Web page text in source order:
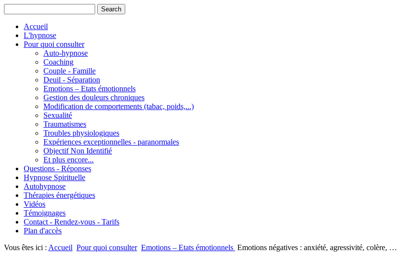
Accueil
L'hypnose
Pour quoi consulter
Auto-hypnose
Coaching
Couple - Famille
Deuil - Séparation
Emotions – Etats émotionnels
Gestion des douleurs chroniques
Modification de comportements (tabac, poids,...)
Sexualité
Traumatismes
Troubles physiologiques
Expériences exceptionnelles - paranormales
Objectif Non Identifié
Et plus encore...
Questions - Réponses
Hypnose Spirituelle
Autohypnose
Thérapies énergétiques
Vidéos
Témoignages
Contact - Rendez-vous - Tarifs
Plan d'accès
Vous êtes ici : Accueil Pour quoi consulter Emotions – Etats émotionnels Emotions négatives : anxiété, agressivité, colère, …